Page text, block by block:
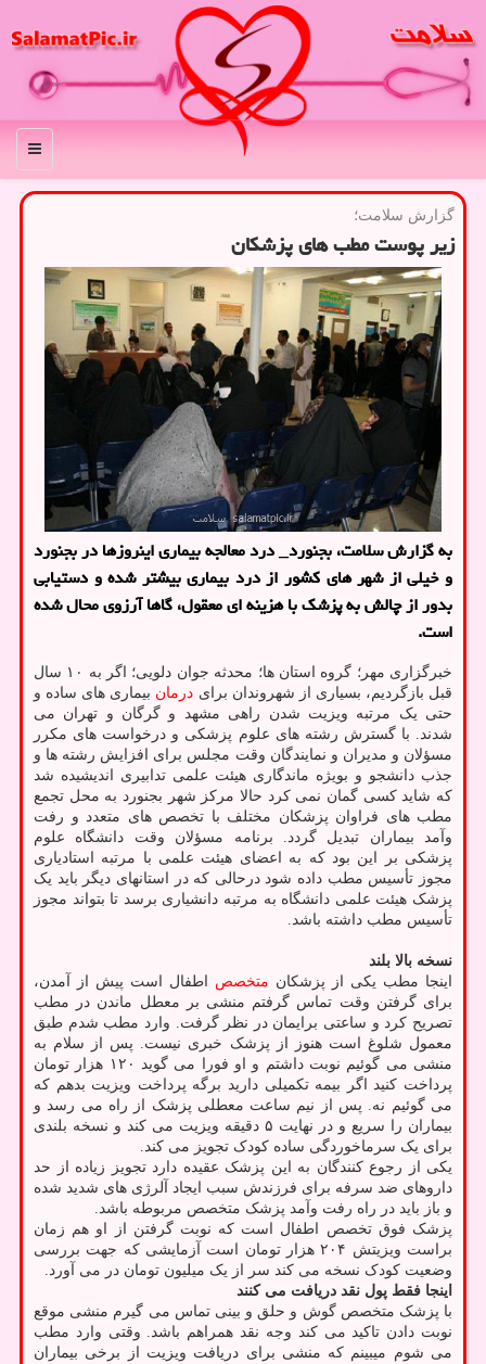
منو
گزارش سلامت؛
زیر پوست مطب های پزشکان
به گزارش سلامت، بجنورد_ درد معالجه بیماری اینروزها در بجنورد
و خیلی از شهر های کشور از درد بیماری بیشتر شده و دستیابی
بدور از چالش به پزشک با هزینه ای معقول، گاها آرزوی محال شده
است.
خبرگزاری مهر؛ گروه استان ها؛ محدثه جوان دلویی؛ اگر به ۱۰ سال
قبل بازگردیم، بسیاری از شهروندان برای درمان بیماری های ساده و
حتی یک مرتبه ویزیت شدن راهی مشهد و گرگان و تهران می
شدند. با گسترش رشته های علوم پزشکی و درخواست های مکرر
مسؤلان و مدیران و نمایندگان وقت مجلس برای افزایش رشته ها و
جذب دانشجو و بویژه ماندگاری هیئت علمی تدابیری اندیشیده شد
که شاید کسی گمان نمی کرد حالا مرکز شهر بجنورد به محل تجمع
مطب های فراوان پزشکان مختلف با تخصص های متعدد و رفت
وآمد بیماران تبدیل گردد. برنامه مسؤلان وقت دانشگاه علوم
پزشکی بر این بود که به اعضای هیئت علمی با مرتبه استادیاری
مجوز تأسیس مطب داده شود درحالی که در استانهای دیگر باید یک
پزشک هیئت علمی دانشگاه به مرتبه دانشیاری برسد تا بتواند مجوز
تأسیس مطب داشته باشد.
نسخه بالا بلند
اینجا مطب یکی از پزشکان متخصص اطفال است پیش از آمدن،
برای گرفتن وقت تماس گرفتم منشی بر معطل ماندن در مطب
تصریح کرد و ساعتی برایمان در نظر گرفت. وارد مطب شدم طبق
معمول شلوغ است هنوز از پزشک خبری نیست. پس از سلام به
منشی می گوئیم نوبت داشتم و او فورا می گوید ۱۲۰ هزار تومان
پرداخت کنید اگر بیمه تکمیلی دارید برگه پرداخت ویزیت بدهم که
می گوئیم نه. پس از نیم ساعت معطلی پزشک از راه می رسد و
بیماران را سریع و در نهایت ۵ دقیقه ویزیت می کند و نسخه بلندی
برای یک سرماخوردگی ساده کودک تجویز می کند.
یکی از رجوع کنندگان به این پزشک عقیده دارد تجویز زیاده از حد
داروهای ضد سرفه برای فرزندش سبب ایجاد آلرژی های شدید شده
و باز باید در راه رفت وآمد پزشک متخصص مربوطه باشد.
پزشک فوق تخصص اطفال است که نوبت گرفتن از او هم زمان
براست ویزیتش ۲۰۴ هزار تومان است آزمایشی که جهت بررسی
وضعیت کودک نسخه می کند سر از یک میلیون تومان در می آورد.
اینجا فقط پول نقد دریافت می کنند
با پزشک متخصص گوش و حلق و بینی تماس می گیرم منشی موقع
نوبت دادن تاکید می کند وجه نقد همراهم باشد. وقتی وارد مطب
می شوم میبینم که منشی برای دریافت ویزیت از برخی بیماران